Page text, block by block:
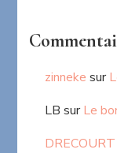
zinneke sur
LB surLe